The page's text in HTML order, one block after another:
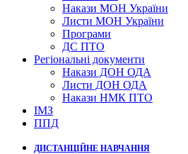
Накази МОН України
Листи МОН України
Програми
ДС ПТО
Регіональні документи
Накази ДОН ОДА
Листи ДОН ОДА
Накази НМК ПТО
ІМЗ
ППД
ДИСТАНЦІЙНЕ НАВЧАННЯ